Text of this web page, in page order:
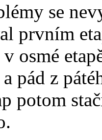
se
prvním
osmé
pád z
potom